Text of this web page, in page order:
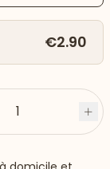
€2.90
1